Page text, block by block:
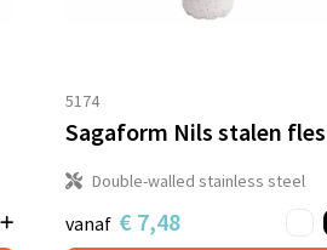
5174
Double-walled stainless steel
vanaf € 7,48